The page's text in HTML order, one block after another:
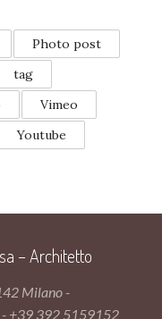
Photo post
tag
Vimeo
Youtube
– Architetto
Milano -
- +39 392 5159152